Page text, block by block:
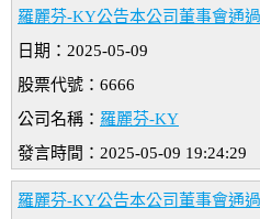
羅麗芬-KY公告本公司董事會通
日期：2025-05-09
股票代號：6666
公司名稱： 羅麗芬-KY
發言時間：2025-05-09 19:24:29
羅麗芬-KY公告本公司董事會通